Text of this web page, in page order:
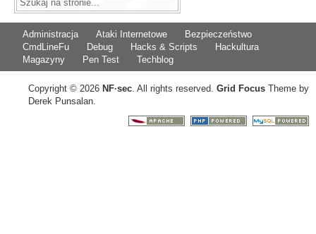
Administracja Ataki Internetowe
Bezpieczeństwo
CmdLineFu
Debug Hacks & Scripts
Hackultura
Magazyny
Pen Test Techblog
Copyright © 2026 NF·sec. All rights reserved. Grid Focus Theme by
Derek Punsalan.